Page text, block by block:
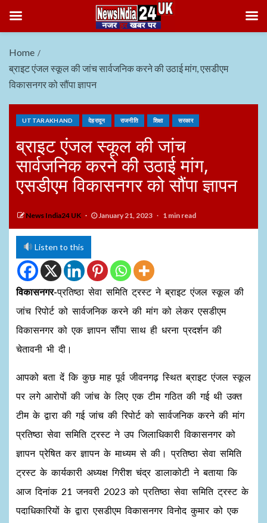
Home
ब्राइट एंजल स्कूल की जांच सार्वजनिक करने की उठाई मांग, एसडीएम
विकासनगर को सौंपा ज्ञापन
UTTARAKHAND देहरादून राजनीति शिक्षा सरकार
ब्राइट एंजल स्कूल की जांच
सार्वजनिक करने की उठाई मांग,
एसडीएम विकासनगर को सौंपा ज्ञापन
News India24 UK January 21, 2023 1 min read
Listen to this
विकासनगर-प्रतिष्ठा सेवा समिति ट्रस्ट ने ब्राइट एंजल स्कूल की
जांच रिपोर्ट को सार्वजनिक करने की मांग को लेकर एसडीएम
विकासनगर को एक ज्ञापन सौंपा साथ ही धरना प्रदर्शन की
चेतावनी भी दी।
आपको बता दें कि कुछ माह पूर्व जीवनगढ़ स्थित ब्राइट एंजल स्कूल
पर लगे आरोपों की जांच के लिए एक टीम गठित की गई थी उक्त
टीम के द्वारा की गई जांच की रिपोर्ट को सार्वजनिक करने की मांग
प्रतिष्ठा सेवा समिति ट्रस्ट ने उप जिलाधिकारी विकासनगर को
ज्ञापन प्रेषित कर ज्ञापन के माध्यम से की। प्रतिष्ठा सेवा समिति
ट्रस्ट के कार्यकारी अध्यक्ष गिरीश चंद्र डालाकोटी ने बताया कि
आज दिनांक 21 जनवरी 2023 को प्रतिष्ठा सेवा समिति ट्रस्ट के
पदाधिकारियों के द्वारा एसडीएम विकासनगर विनोद कुमार को एक